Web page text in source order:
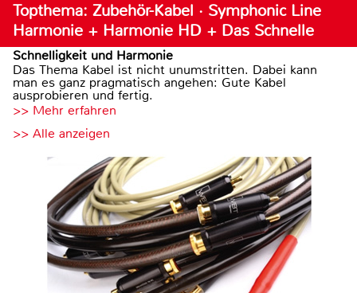
Topthema: Zubehör-Kabel · Symphonic Line
Harmonie + Harmonie HD + Das Schnelle
Schnelligkeit und Harmonie
Das Thema Kabel ist nicht unumstritten. Dabei kann
man es ganz pragmatisch angehen: Gute Kabel
ausprobieren und fertig.
>> Mehr erfahren
>> Alle anzeigen